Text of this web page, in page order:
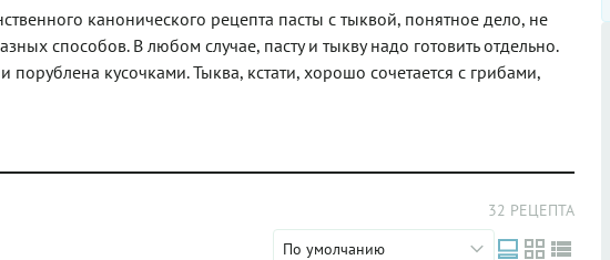
канонического рецепта пасты с тыквой, понятное дело, не
способов. В любом случае, пасту и тыкву надо готовить отдельно.
кусочками. Тыква, кстати, хорошо сочетается с грибами,
32 РЕЦЕПТА
По умолчанию